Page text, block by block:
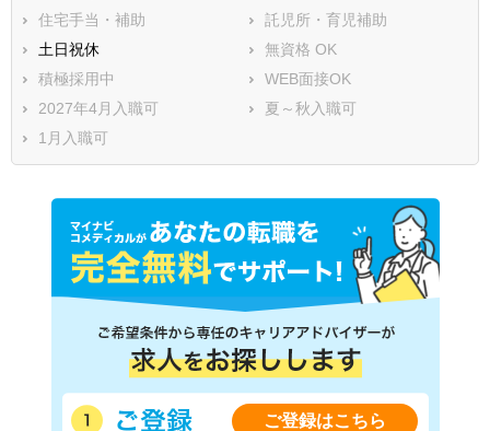
住宅手当・補助
託児所・育児補助
土日祝休
無資格 OK
積極採用中
WEB面接OK
2027年4月入職可
夏～秋入職可
1月入職可
ご登録はこちら